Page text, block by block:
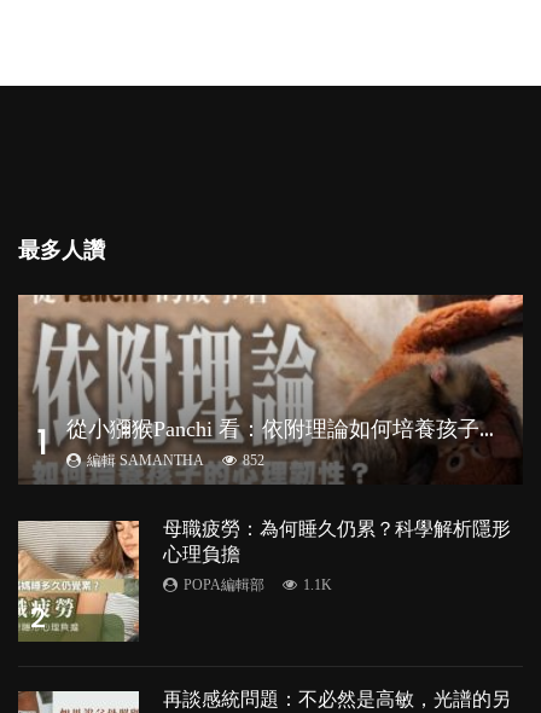
最多人讚
1 從
小獼猴Panchi 看：依附理論如何培養孩子心理韌性？
編輯 SAMANTHA 852
2
母職疲勞：為何睡久仍累？科學解析隱形
心理負擔
POPA編輯部 1.1K
再談感統問題：不必然是高敏，光譜的另